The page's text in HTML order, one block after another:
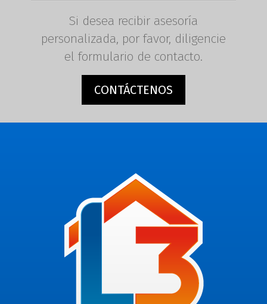
Si desea recibir asesoría
personalizada, por favor, diligencie
el formulario de contacto.
CONTÁCTENOS